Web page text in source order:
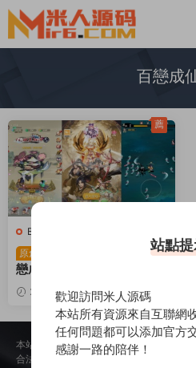
百戀成
B-百戀成仙H5
手遊服務端
原創
割草三網H5遊戲【百
戀成仙H5】Linux手工服務
端+全套前後端源碼+編譯文
檔+視頻架設教程
2025-02-19 1.45k 30
薦
本站所提供的内容均來自公開網絡收集、
合法權益，請來信通知我們，我們會及時
站點
歡迎訪問米人源碼
本站所有資源來自互聯網
任何問題都可以添加官方
感謝一路的陪伴！